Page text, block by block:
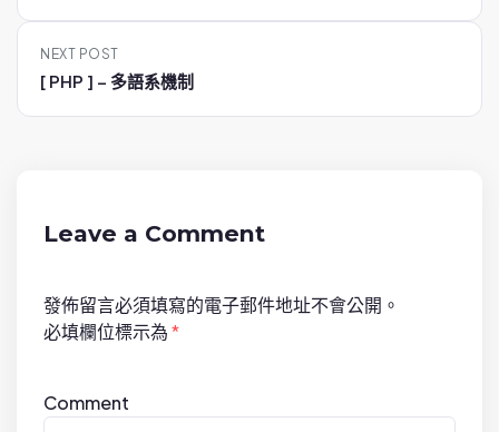
t
v
NEXT POST
[ PHP ] – 多語系機制
Leave a Comment
發佈留言必須填寫的電子郵件地址不會公開。
必填欄位標示為*
Comment